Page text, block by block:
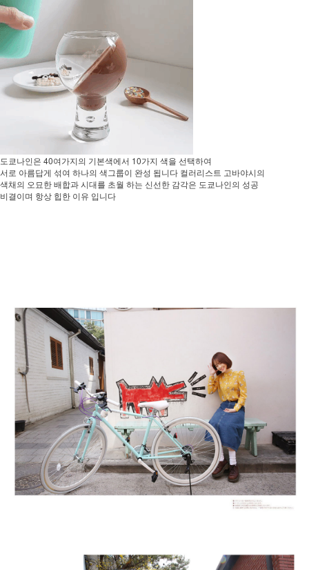
도쿄나인은 40여가지의 기본색에서 10가지 색을 선택하여
서로 아름답게 섞여 하나의 색그룹이 완성 됩니다 컬러리스트 고바야시의
색채의 오묘한 배합과 시대를 초월 하는 신선한 감각은 도쿄나인의 성공
비결이며 항상 힙한 이유 입니다